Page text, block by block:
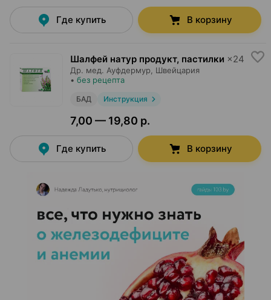
Где купить В корзину
Шалфей натур продукт, пастилки ×24
Др. мед. Ауфдермур , Швейцария
• без рецепта
БАД Инструкция
7,00 — 19,80 р.
Где купить В корзину